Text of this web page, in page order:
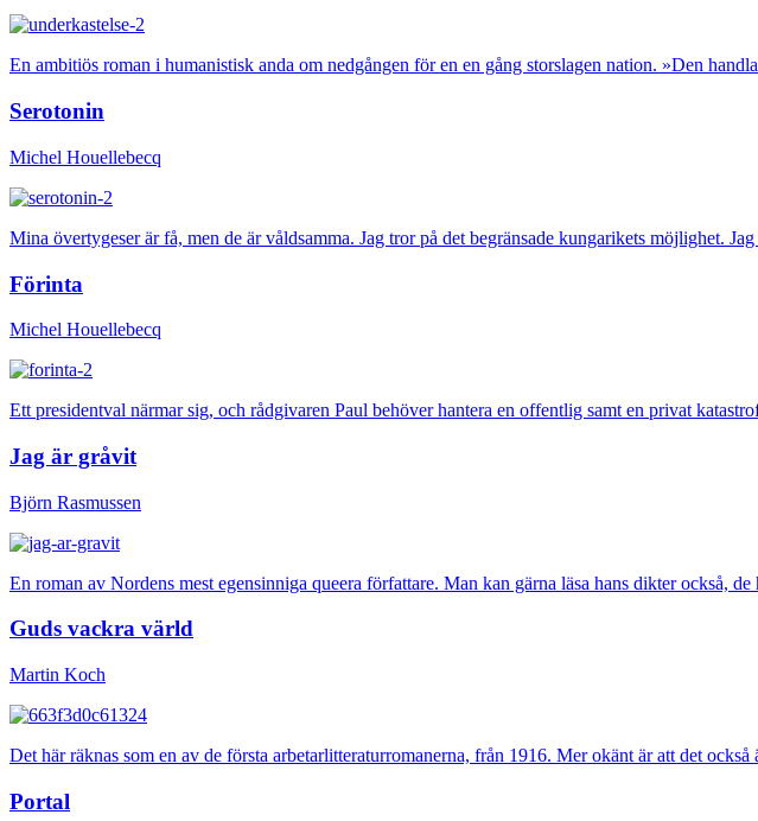
En ambitiös roman i humanistisk anda om nedgången för en en gång storslagen nation. »Den
Serotonin
Michel Houellebecq
Mina övertygeser är få, men de är våldsamma. Jag tror på det begränsade kungarikets möjlighet.
Förinta
Michel Houellebecq
Ett presidentval närmar sig, och rådgivaren Paul behöver hantera en offentlig samt en privat
Jag är gråvit
Björn Rasmussen
En roman av Nordens mest egensinniga queera författare. Man kan gärna läsa hans dikter också,
Guds vackra värld
Martin Koch
Det här räknas som en av de första arbetarlitteraturromanerna, från 1916. Mer okänt är att det
Portal